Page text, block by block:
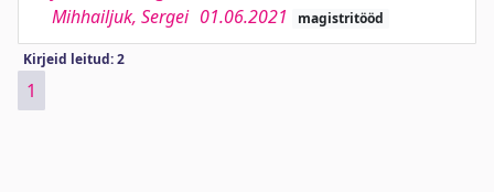
Mihhailjuk, Sergei 01.06.2021 magistritööd
Kirjeid leitud: 2
1